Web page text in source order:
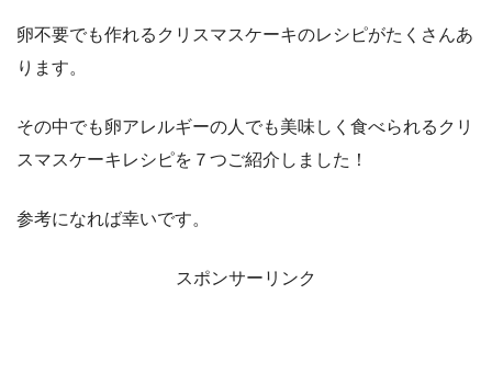
卵不要でも作れるクリスマスケーキのレシピがたくさんあ
ります。
その中でも卵アレルギーの人でも美味しく食べられるクリ
スマスケーキレシピを７つご紹介しました！
参考になれば幸いです。
スポンサーリンク